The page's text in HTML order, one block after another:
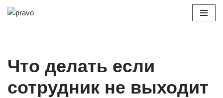
Что делать если
сотрудник не выходит